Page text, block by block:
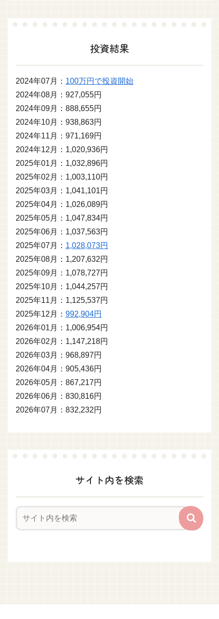
投資結果
2024年07月： 100万円で投資開始
2024年08月：927,055円
2024年09月：888,655円
2024年10月：938,863円
2024年11月：971,169円
2024年12月：1,020,936円
2025年01月：1,032,896円
2025年02月：1,003,110円
2025年03月：1,041,101円
2025年04月：1,026,089円
2025年05月：1,047,834円
2025年06月：1,037,563円
2025年07月： 1,028,073円
2025年08月：1,207,632円
2025年09月：1,078,727円
2025年10月：1,044,257円
2025年11月：1,125,537円
2025年12月： 992,904円
2026年01月：1,006,954円
2026年02月：1,147,218円
2026年03月：968,897円
2026年04月：905,436円
2026年05月：867,217円
2026年06月：830,816円
2026年07月：832,232円
サイト内を検索